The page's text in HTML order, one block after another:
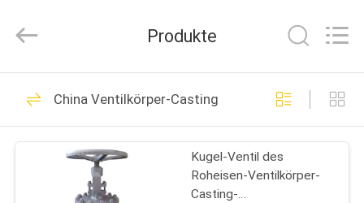
HAUSE
PRODUKTE
Foundry
CO.,LTD.
Reserved.
Grey Cast Iron
Casting
255
Produkte
China Ventilkörper-Casting
Kugel-Ventil des
Roheisen-Ventilkörper-
Casting-